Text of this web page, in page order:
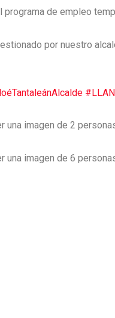
programa de empleo
por nuestro